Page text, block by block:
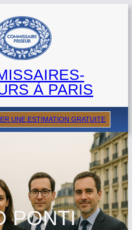
À PARIS
UNE ESTIMATION GRATUITE
PONTI